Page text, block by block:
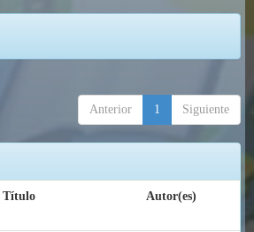
Anterior 1 Siguiente
Título Autor(es)